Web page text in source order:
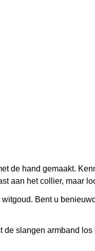
de hand gemaakt.
aan het collier, maar
Bent u
de slangen armband